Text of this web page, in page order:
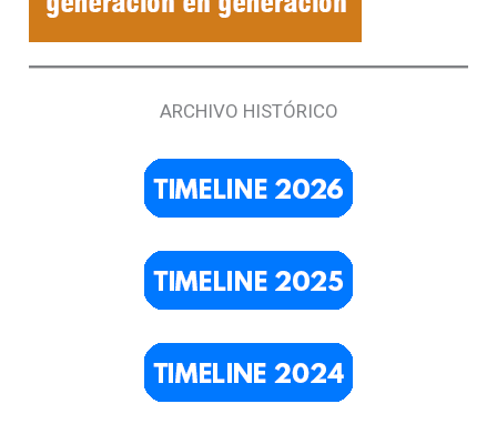
ARCHIVO HISTÓRICO